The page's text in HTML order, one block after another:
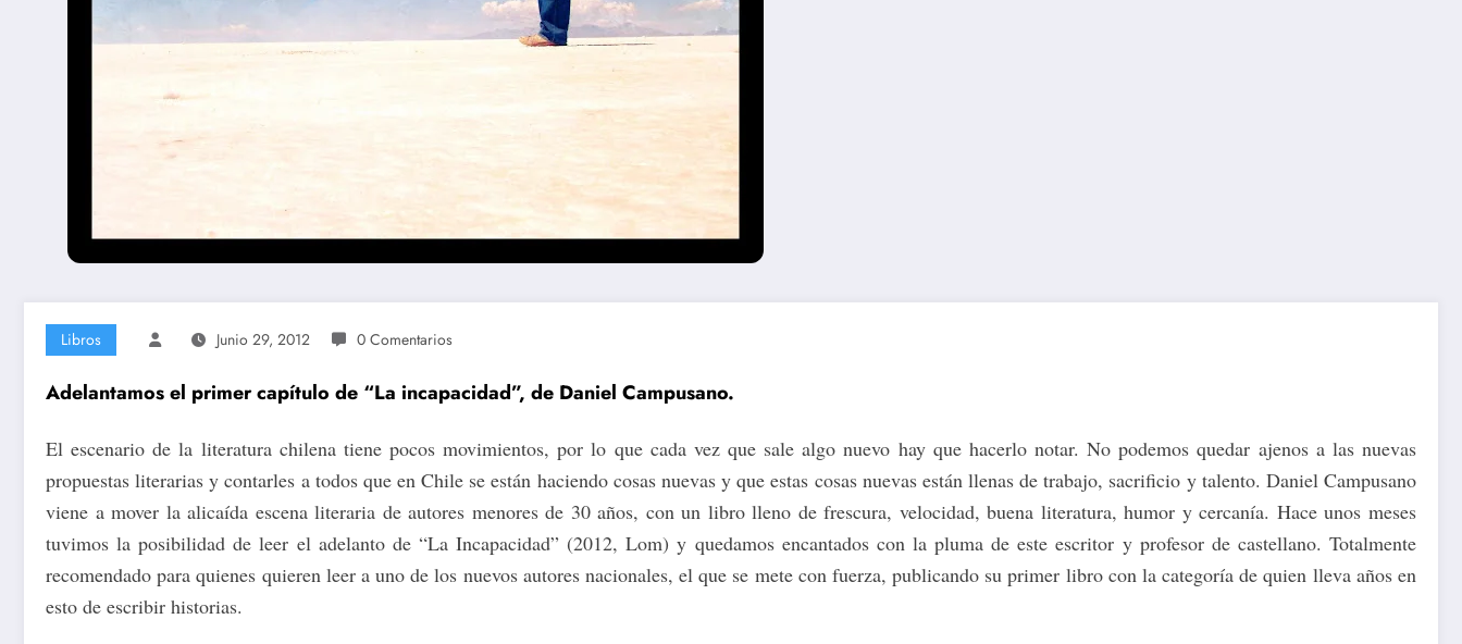
Libros Junio 29, 2012 0 Comentarios
Adelantamos el primer capítulo de “La incapacidad”, de Daniel Campusano.
El escenario de la literatura chilena tiene pocos movimientos, por lo que cada vez que sale algo nuevo hay que hacerlo notar. No podemos quedar ajenos a las nuevas
propuestas literarias y contarles a todos que en Chile se están haciendo cosas nuevas y que estas cosas nuevas están llenas de trabajo, sacrificio y talento. Daniel Campusano
viene a mover la alicaída escena literaria de autores menores de 30 años, con un libro lleno de frescura, velocidad, buena literatura, humor y cercanía. Hace unos meses
tuvimos la posibilidad de leer el adelanto de “La Incapacidad” (2012, Lom) y quedamos encantados con la pluma de este escritor y profesor de castellano. Totalmente
recomendado para quienes quieren leer a uno de los nuevos autores nacionales, el que se mete con fuerza, publicando su primer libro con la categoría de quien lleva años en
esto de escribir historias.